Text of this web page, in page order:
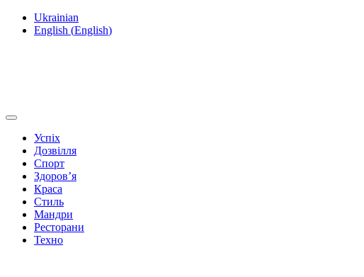
Ukrainian
English (English)
Успіх
Дозвілля
Спорт
Здоров’я
Краса
Стиль
Мандри
Ресторани
Техно